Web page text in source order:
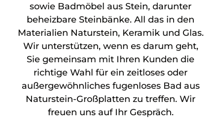
sowie Badmöbel aus Stein, darunter
beheizbare Steinbänke. All das in den
Materialien Naturstein, Keramik und Glas.
Wir unterstützen, wenn es darum geht,
Sie gemeinsam mit Ihren Kunden die
richtige Wahl für ein zeitloses oder
außergewöhnliches fugenloses Bad aus
Naturstein-Großplatten zu treffen. Wir
freuen uns auf Ihr Gespräch.